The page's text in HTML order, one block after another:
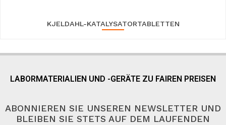
KJELDAHL-KATALYSATORTABLETTEN
LABORMATERIALIEN UND -GERÄTE ZU FAIREN PREISEN
ABONNIEREN SIE UNSEREN NEWSLETTER UND
BLEIBEN SIE STETS AUF DEM LAUFENDEN